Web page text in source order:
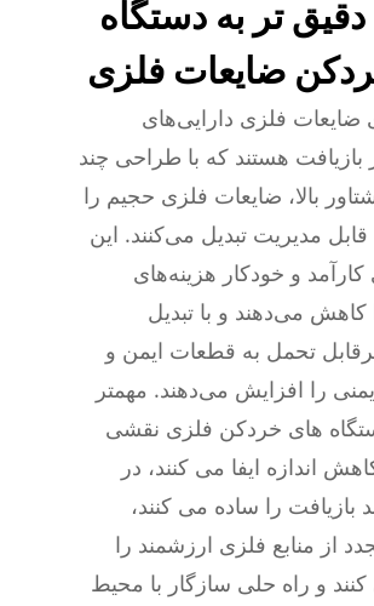
تر به دستگاه
ضایعات فلزی
فلزی دارایی‌های
هستند که با طراحی چند
بالا، ضایعات فلزی حجیم را
مدیریت تبدیل می‌کنند. این
و خودکار هزینه‌های
کاهش می‌دهند و با تبدیل
تحمل به قطعات ایمن و
را افزایش می‌دهند. مهمتر
های خردکن فلزی نقشی
اندازه ایفا می کنند، در
بازیافت را ساده می کنند،
از منابع فلزی ارزشمند را
و راه حلی سازگار با محیط